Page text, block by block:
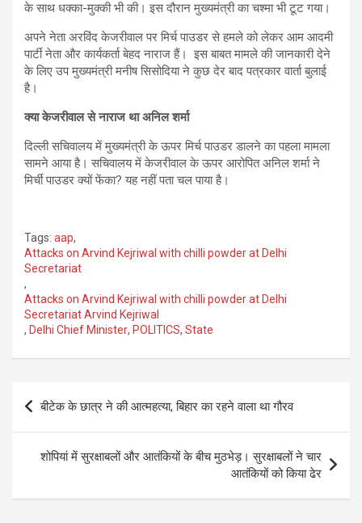
के साथ धक्का-मुक्की भी की। इस दौरान मुख्यमंत्री का चश्मा भी टूट गया।
अपने नेता अरविंद केजरीवाल पर मिर्च पाउडर से हमले को लेकर आम आदमी
पार्टी नेता और कार्यकर्ता बेहद नाराज हैं। इस बाबत मामले की जानकारी देने
के लिए उप मुख्यमंत्री मनीष सिसोदिया ने कुछ देर बाद पत्रकार वार्ता बुलाई
है।
क्या केजरीवाल से नाराज था अनिल शर्मा
दिल्ली सचिवालय में मुख्यमंत्री के ऊपर मिर्च पाउडर डालने का पहला मामला
सामने आया है। सचिवालय में केजरीवाल के ऊपर आरोपित अनिल शर्मा ने
मिर्ची पाउडर क्यों फेंका? यह नहीं पता चल पाया है।
Tags: aap,
Attacks on Arvind Kejriwal with chilli powder at Delhi
Secretariat
,
Attacks on Arvind Kejriwal with chilli powder at Delhi
Secretariat Arvind Kejriwal
, Delhi Chief Minister, POLITICS, State
Post
navigation
बीटेक के छात्र ने की आत्महत्या, बिहार का रहने वाला था गौरव
शोपियां में सुरक्षाबलों और आतंकियों के बीच मुठभेड़। सुरक्षाबलों ने चार
आतंकियों को किया ढेर